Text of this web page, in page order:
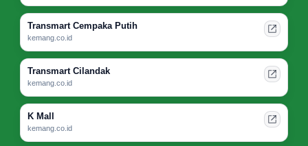
Transmart Cempaka Putih
kemang.co.id
Transmart Cilandak
kemang.co.id
K Mall
kemang.co.id